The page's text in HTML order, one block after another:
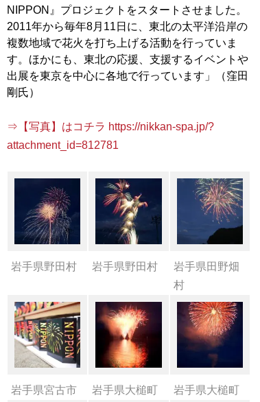
NIPPON』プロジェクトをスタートさせました。
2011年から毎年8月11日に、東北の太平洋沿岸の
複数地域で花火を打ち上げる活動を行っていま
す。ほかにも、東北の応援、支援するイベントや
出展を東京を中心に各地で行っています」（窪田
剛氏）
⇒【写真】はコチラ https://nikkan-spa.jp/?
attachment_id=812781
岩手県野田村 岩手県野田村
岩手県田野畑
村
岩手県宮古市 岩手県大槌町 岩手県大槌町